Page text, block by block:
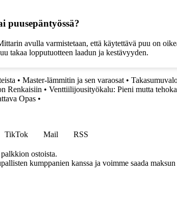
puusepäntyössä?
avulla varmistetaan, että käytettävä puu on
takaa lopputuotteen laadun ja kestävyyden.
• Master-lämmitin ja sen varaosat •
Renkaisiin • Venttiilijousityökalu: Pieni mutta
Opas •
TikTok Mail
RSS
ostoista.
kumppanien kanssa ja voimme saada